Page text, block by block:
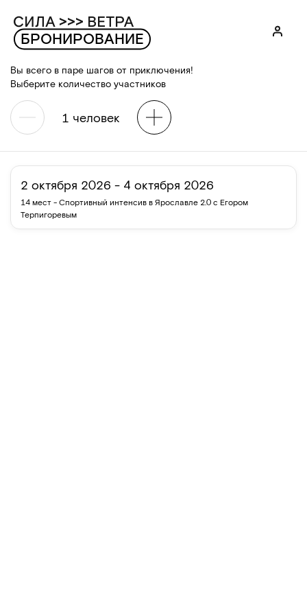
БРОНИРОВАНИЕ
Вы всего в паре шагов от приключения!
Выберите количество участников
1 человек
2 октября 2026 - 4 октября 2026
14 мест - Спортивный интенсив в Ярославле 2.0 с Егором
Терпигоревым